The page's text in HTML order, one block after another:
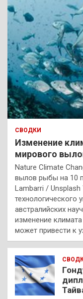
СВОДКИ
Изменение
мирового
Nature Climate
вылов рыбы на 10
Lambarri /
технологического
австралийских
изменение
может привести к